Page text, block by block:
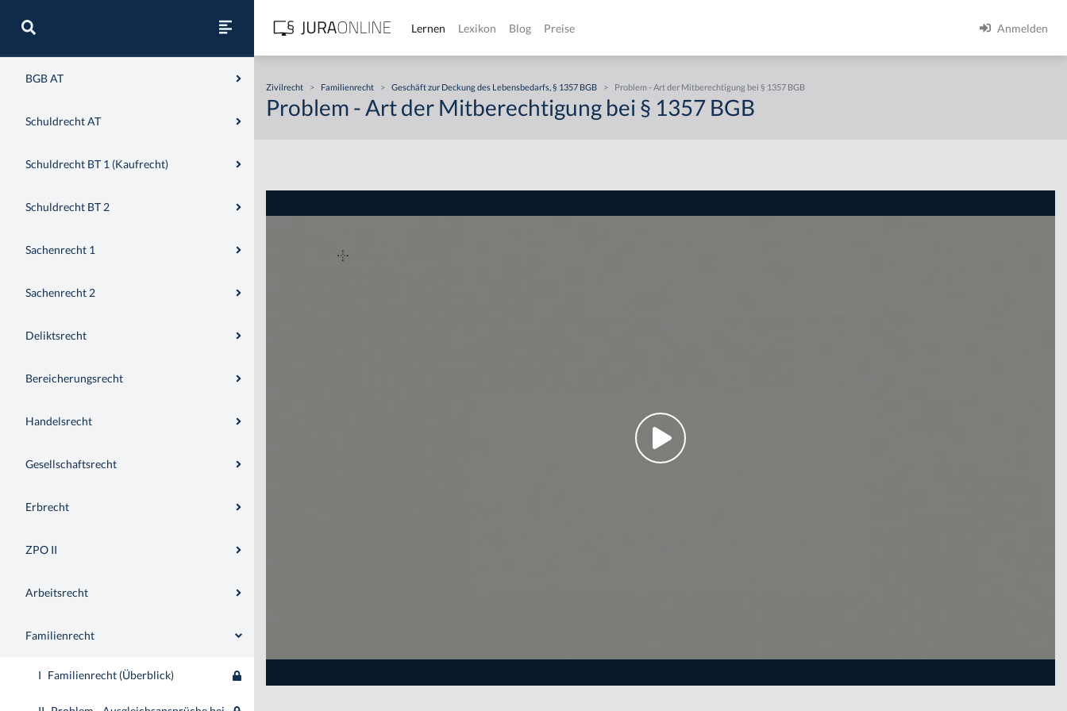
Zivilrecht
BGB AT
Schuldrecht AT
Schuldrecht BT 1 (Kaufrecht)
Schuldrecht BT 2
Sachenrecht 1
Sachenrecht 2
Deliktsrecht
Bereicherungsrecht
Handelsrecht
Gesellschaftsrecht
Erbrecht
ZPO II
Arbeitsrecht
Familienrecht
I Familienrecht (Überblick)
Lernen Lexikon Blog Preise Anmelden
Zivilrecht > Familienrecht > Geschäft zur Deckung des Lebensbedarfs, § 1357 BGB > Problem - Art der Mitberechtigung bei § 1357 BGB
Problem - Art der Mitberechtigung bei § 1357 BGB